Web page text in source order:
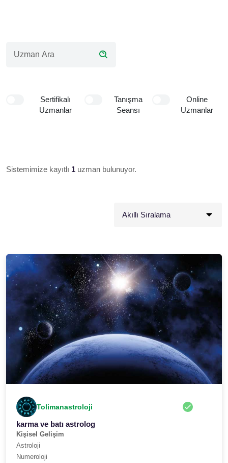
Sertifikalı
Uzmanlar
Tanışma
Seansı
Online
Uzmanlar
Sistemimize kayıtlı 1 uzman bulunuyor.
Tolimanastroloji
karma ve batı astrolog
Kişisel Gelişim
Astroloji
Numeroloji